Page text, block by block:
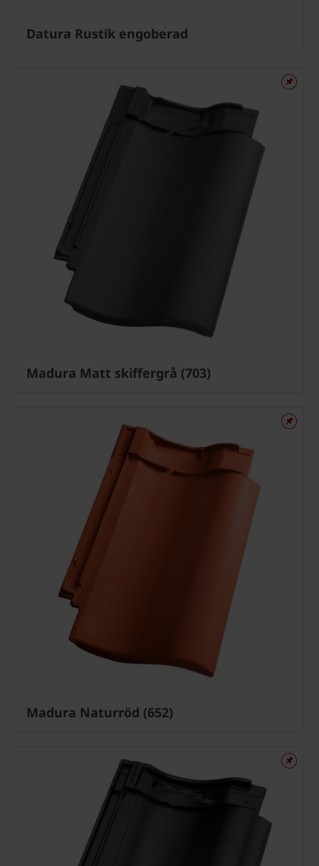
Datura Rustik engoberad
Madura Matt skiffergrå (703)
Madura Naturröd (652)